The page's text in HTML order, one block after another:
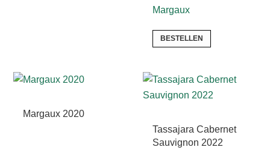
Margaux
BESTELLEN
Margaux 2020
Tassajara Cabernet
Sauvignon 2022